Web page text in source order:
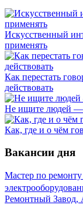
Искусственный
применять
Как перестать
действовать
Не ищите людей —
Как, где и о чём
Вакансии дня
Мастер по
Ремонтный Завод,